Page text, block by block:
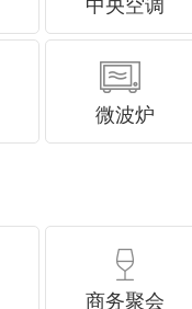
中央空调
微波炉
商务聚会